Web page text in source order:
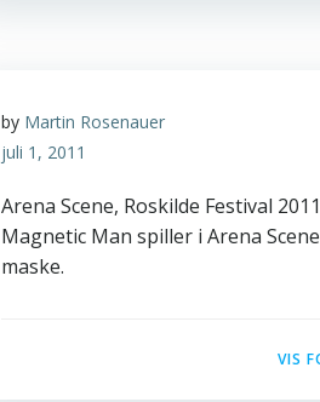
by Martin Rosenauer
juli 1, 2011
Arena Scene, Roskilde Festival
Magnetic Man spiller i Arena
maske.
VIS